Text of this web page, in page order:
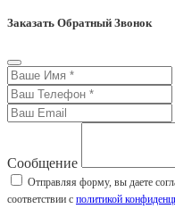
Заказать Обратный Звонок
Сообщение
Отправляя форму, вы даете
соответствии с политикой